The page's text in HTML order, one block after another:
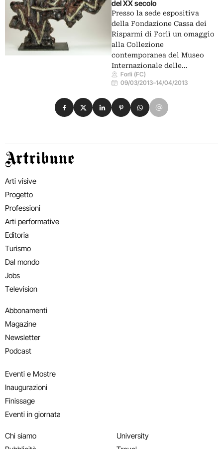
del XX secolo
Presso la sede espositiva
della Fondazione Cassa dei
Risparmi di Forlì un omaggio
alla Collezione
contemporanea del Museo
Internazionale delle…
Forlì (FC)
09/03/2013–14/04/2013
Condividi su Facebook
Condividi su X
Condividi su LinkedIn
Condividi su Pinterest
Condividi su WhatsApp
Condividi su Email
Artribune
Arti visive
Progetto
Professioni
Arti performative
Editoria
Turismo
Dal mondo
Jobs
Television
Abbonamenti
Magazine
Newsletter
Podcast
Eventi e Mostre
Inaugurazioni
Finissage
Eventi in giornata
Chi siamo
University